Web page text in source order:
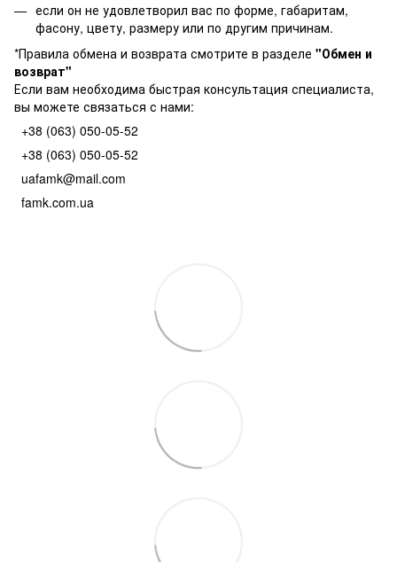
если он не удовлетворил вас по форме, габаритам,
фасону, цвету, размеру или по другим причинам.
*Правила обмена и возврата смотрите в разделе "Обмен и
возврат"
Если вам необходима быстрая консультация специалиста,
вы можете связаться с нами:
+38 (063) 050-05-52
+38 (063) 050-05-52
uafamk@mail.com
famk.com.ua